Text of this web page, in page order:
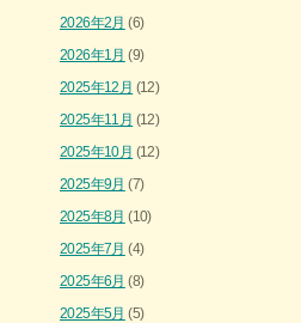
2026年2月 (6)
2026年1月 (9)
2025年12月 (12)
2025年11月 (12)
2025年10月 (12)
2025年9月 (7)
2025年8月 (10)
2025年7月 (4)
2025年6月 (8)
2025年5月 (5)